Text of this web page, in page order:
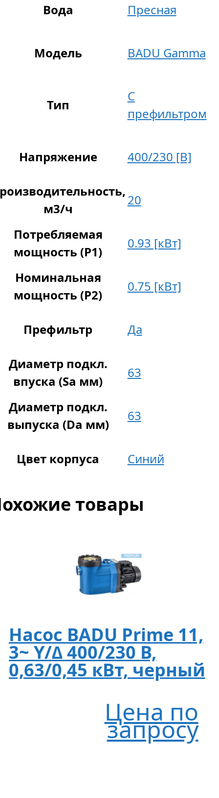
Вода Пресная
Модель BADU Gamma
Тип
С
префильтром
Напряжение 400/230 [В]
м3/ч
20
Потребляемая
мощность (P1)
0.93 [кВт]
Номинальная
мощность (P2)
0.75 [кВт]
Префильтр Да
Диаметр подкл.
впуска (Sa мм)
63
Диаметр подкл.
выпуска (Da мм)
63
Цвет корпуса Синий
товары
Насос BADU Prime 11,
3~ Y/∆ 400/230 В,
0,63/0,45 кВт, черный
Цена по
запросу